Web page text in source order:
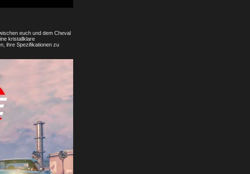
euch und dem Cheval
kristallklare
ihre Spezifikationen zu